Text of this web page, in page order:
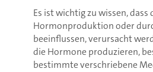
Es ist wichtig zu wissen,
Hormonproduktion oder
beeinflussen, verursacht
die Hormone produzieren,
bestimmte verschriebene